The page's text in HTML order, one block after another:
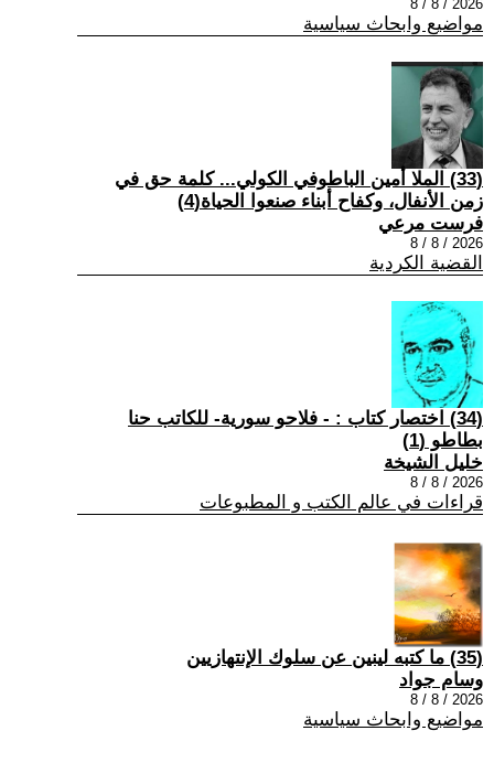
2026 / 8 / 8
مواضيع وابحاث سياسية
(33) الملا أمين الباطوفي الكولي... كلمة حق في
زمن الأنفال، وكفاح أبناء صنعوا الحياة(4)
فرست مرعي
2026 / 8 / 8
القضية الكردية
(34) اختصار كتاب : - فلاحو سورية- للكاتب حنا
بطاطو (1)
خليل الشيخة
2026 / 8 / 8
قراءات في عالم الكتب و المطبوعات
(35) ما كتبه لينين عن سلوك الإنتهازيين
وسام جواد
2026 / 8 / 8
مواضيع وابحاث سياسية